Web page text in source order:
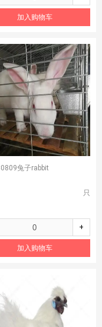
加入购物车
兔子rabbit
只
+
加入购物车